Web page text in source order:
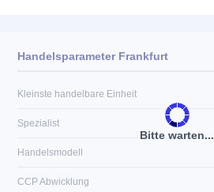
Bitte warten...
Handelsparameter Frankfurt
Kleinste handelbare Einheit
Spezialist
Handelsmodell
CCP Abwicklung